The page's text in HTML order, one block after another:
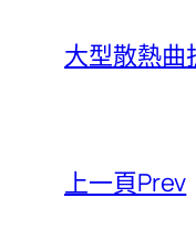
大型散熱曲
上一頁Prev